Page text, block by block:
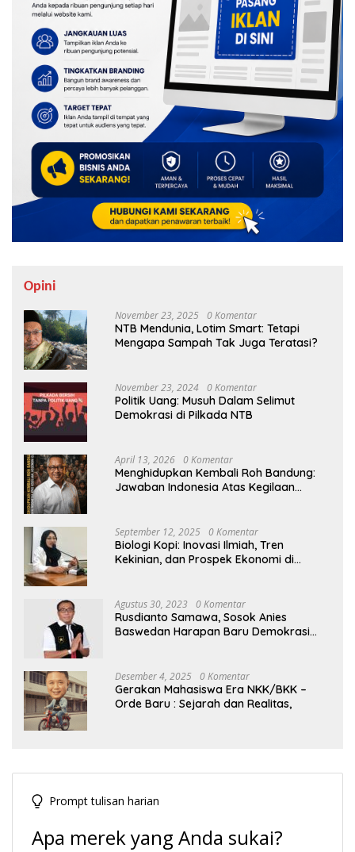
Opini
November 23, 2025 0 Komentar
NTB Mendunia, Lotim Smart: Tetapi
Mengapa Sampah Tak Juga Teratasi?
November 23, 2024 0 Komentar
Politik Uang: Musuh Dalam Selimut
Demokrasi di Pilkada NTB
April 13, 2026 0 Komentar
Menghidupkan Kembali Roh Bandung:
Jawaban Indonesia Atas Kegilaan
September 12, 2025 0 Komentar
Biologi Kopi: Inovasi Ilmiah, Tren
Kekinian, dan Prospek Ekonomi di
Agustus 30, 2023 0 Komentar
Rusdianto Samawa, Sosok Anies
Baswedan Harapan Baru Demokrasi
Desember 4, 2025 0 Komentar
Gerakan Mahasiswa Era NKK/BKK –
Orde Baru : Sejarah dan Realitas,
Prompt tulisan harian
Apa merek yang Anda sukai?